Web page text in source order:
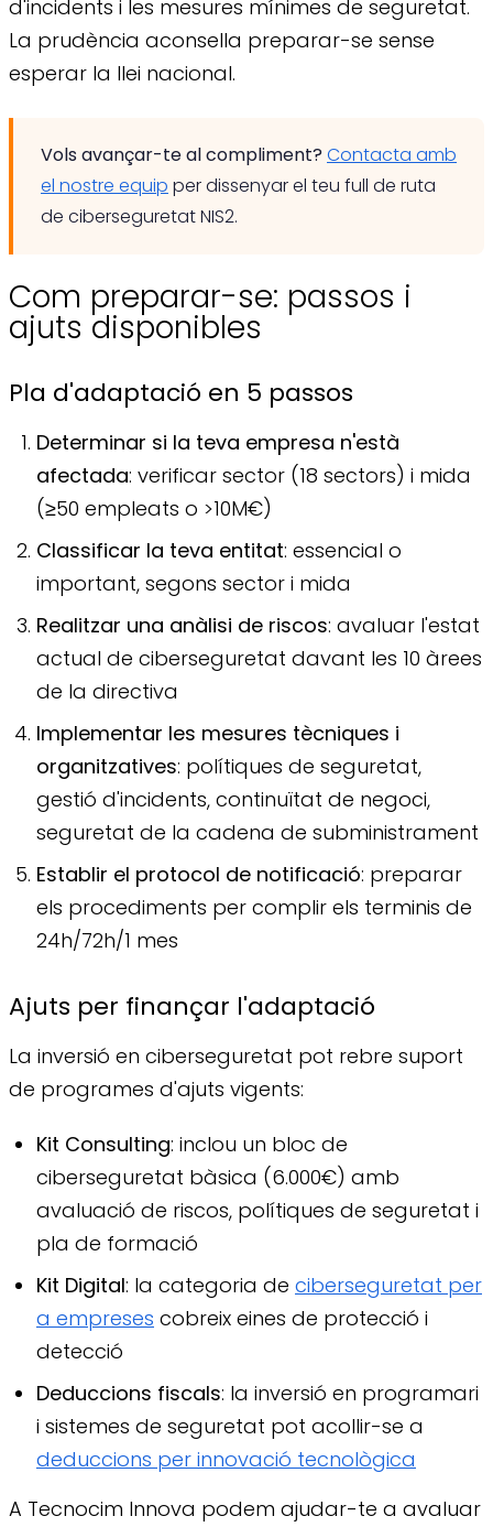
d'incidents i les mesures mínimes de seguretat.
La prudència aconsella preparar-se sense
esperar la llei nacional.
Vols avançar-te al compliment? Contacta amb
el nostre equip per dissenyar el teu full de ruta
de ciberseguretat NIS2.
Com preparar-se: passos i
ajuts disponibles
Pla d'adaptació en 5 passos
Determinar si la teva empresa n'està
afectada: verificar sector (18 sectors) i mida
(≥50 empleats o >10M€)
Classificar la teva entitat: essencial o
important, segons sector i mida
Realitzar una anàlisi de riscos: avaluar l'estat
actual de ciberseguretat davant les 10 àrees
de la directiva
Implementar les mesures tècniques i
organitzatives: polítiques de seguretat,
gestió d'incidents, continuïtat de negoci,
seguretat de la cadena de subministrament
Establir el protocol de notificació: preparar
els procediments per complir els terminis de
24h/72h/1 mes
Ajuts per finançar l'adaptació
La inversió en ciberseguretat pot rebre suport
de programes d'ajuts vigents:
Kit Consulting: inclou un bloc de
ciberseguretat bàsica (6.000€) amb
avaluació de riscos, polítiques de seguretat i
pla de formació
Kit Digital: la categoria de ciberseguretat per
a empreses cobreix eines de protecció i
detecció
Deduccions fiscals: la inversió en programari
i sistemes de seguretat pot acollir-se a
deduccions per innovació tecnològica
A Tecnocim Innova podem ajudar-te a avaluar